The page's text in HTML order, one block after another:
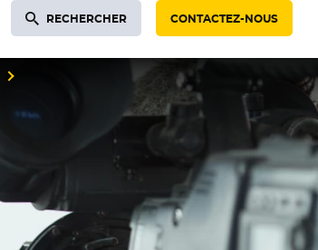
RECHERCHER CONTACTEZ-NOUS